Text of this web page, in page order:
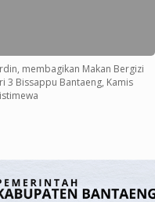
membagikan Makan Bergizi
3 Bissappu Bantaeng, Kamis